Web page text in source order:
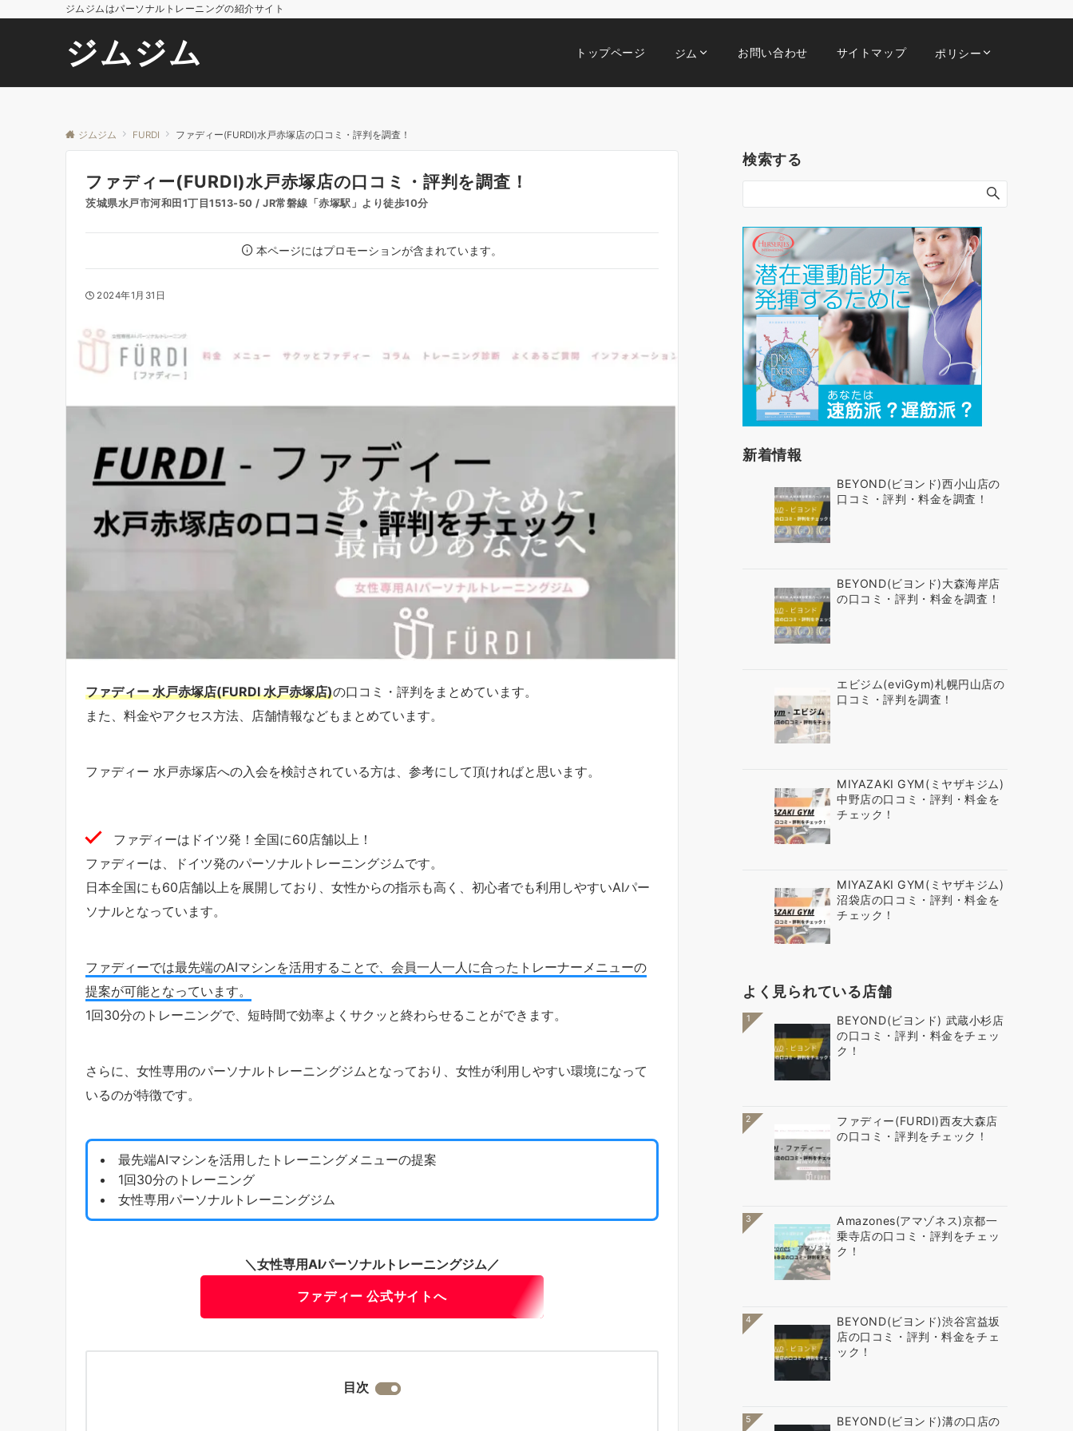
ジムジムはパーソナルトレーニングの紹介サイト
ジムジム トップページ ジム お問い合わせ サイトマップ ポリシー
ジムジム FURDI ファディー(FURDI)水戸赤塚店の口コミ・評判を調査！
ファディー(FURDI)水戸赤塚店の口コミ・評判を調査！
茨城県水戸市河和田1丁目1513-50 / JR常磐線「赤塚駅」より徒歩10分
本ページにはプロモーションが含まれています。
2024年1月31日
ファディー 水戸赤塚店(FURDI 水戸赤塚店)の口コミ・評判をまとめています。
また、料金やアクセス方法、店舗情報などもまとめています。
ファディー 水戸赤塚店への入会を検討されている方は、参考にして頂ければと思います。
ファディーはドイツ発！全国に60店舗以上！
ファディーは、ドイツ発のパーソナルトレーニングジムです。
日本全国にも60店舗以上を展開しており、女性からの指示も高く、初心者でも利用しやすいAIパー
ソナルとなっています。
ファディーでは最先端のAIマシンを活用することで、会員一人一人に合ったトレーナーメニューの
提案が可能となっています。
1回30分のトレーニングで、短時間で効率よくサクッと終わらせることができます。
さらに、女性専用のパーソナルトレーニングジムとなっており、女性が利用しやすい環境になって
いるのが特徴です。
最先端AIマシンを活用したトレーニングメニューの提案
1回30分のトレーニング
女性専用パーソナルトレーニングジム
＼女性専用AIパーソナルトレーニングジム／
ファディー 公式サイトへ
目次
検索する
新着情報
BEYOND(ビヨンド)西小山店の
口コミ・評判・料金を調査！
BEYOND(ビヨンド)大森海岸店
の口コミ・評判・料金を調査！
エビジム(eviGym)札幌円山店の
口コミ・評判を調査！
MIYAZAKI GYM(ミヤザキジム)
中野店の口コミ・評判・料金を
チェック！
MIYAZAKI GYM(ミヤザキジム)
沼袋店の口コミ・評判・料金を
チェック！
よく見られている店舗
1
BEYOND(ビヨンド) 武蔵小杉店
の口コミ・評判・料金をチェッ
ク！
2
ファディー(FURDI)西友大森店
の口コミ・評判をチェック！
3
Amazones(アマゾネス)京都一
乗寺店の口コミ・評判をチェッ
ク！
4
BEYOND(ビヨンド)渋谷宮益坂
店の口コミ・評判・料金をチェ
ック！
5
BEYOND(ビヨンド)溝の口店の